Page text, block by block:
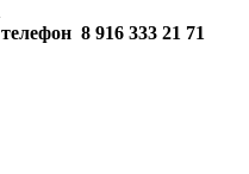
8 916 333 21 71